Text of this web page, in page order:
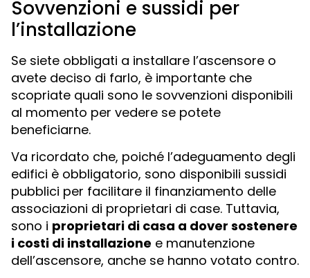
Sovvenzioni e sussidi per
l’installazione
Se siete obbligati a installare l’ascensore o
avete deciso di farlo, è importante che
scopriate quali sono le sovvenzioni disponibili
al momento per vedere se potete
beneficiarne.
Va ricordato che, poiché l’adeguamento degli
edifici è obbligatorio, sono disponibili sussidi
pubblici per facilitare il finanziamento delle
associazioni di proprietari di case. Tuttavia,
sono i proprietari di casa a dover sostenere
i costi di installazione e manutenzione
dell’ascensore, anche se hanno votato contro.